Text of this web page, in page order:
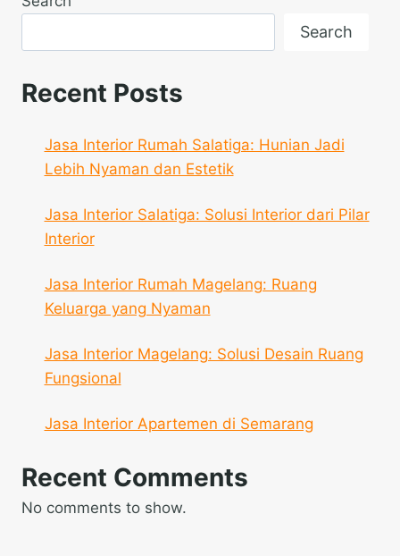
Search
Recent Posts
Jasa Interior Rumah Salatiga: Hunian Jadi
Lebih Nyaman dan Estetik
Jasa Interior Salatiga: Solusi Interior dari Pilar
Interior
Jasa Interior Rumah Magelang: Ruang
Keluarga yang Nyaman
Jasa Interior Magelang: Solusi Desain Ruang
Fungsional
Jasa Interior Apartemen di Semarang
Recent Comments
No comments to show.